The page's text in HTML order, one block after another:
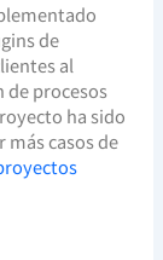
de
al
de procesos
ha sido
más casos de